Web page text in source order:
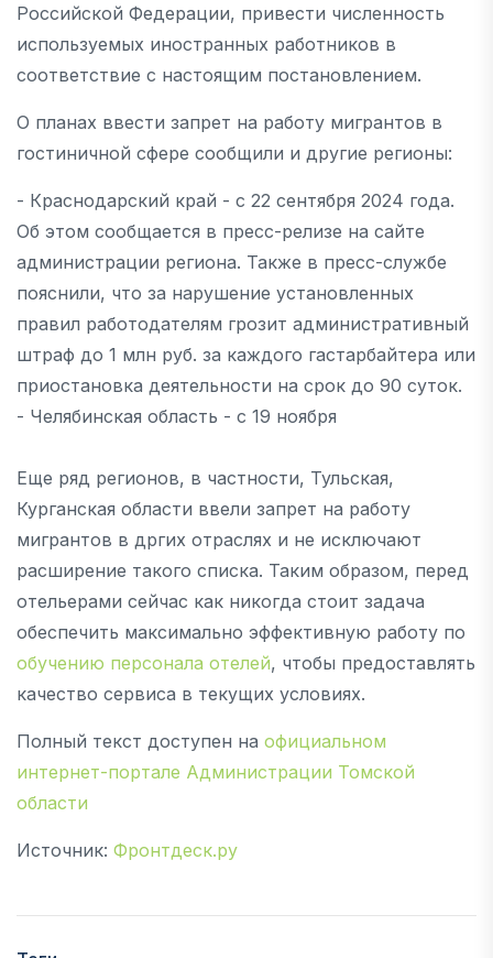
Российской Федерации, привести численность
используемых иностранных работников в
соответствие с настоящим постановлением.
О планах ввести запрет на работу мигрантов в
гостиничной сфере сообщили и другие регионы:
- Краснодарский край - с 22 сентября 2024 года.
Об этом сообщается в пресс-релизе на сайте
администрации региона. Также в пресс-службе
пояснили, что за нарушение установленных
правил работодателям грозит административный
штраф до 1 млн руб. за каждого гастарбайтера или
приостановка деятельности на срок до 90 суток.
- Челябинская область - с 19 ноября
Еще ряд регионов, в частности, Тульская,
Курганская области ввели запрет на работу
мигрантов в дргих отраслях и не исключают
расширение такого списка. Таким образом, перед
отельерами сейчас как никогда стоит задача
обеспечить максимально эффективную работу по
обучению персонала отелей, чтобы предоставлять
качество сервиса в текущих условиях.
Полный текст доступен на официальном
интернет-портале Администрации Томской
области
Источник: Фронтдеск.ру